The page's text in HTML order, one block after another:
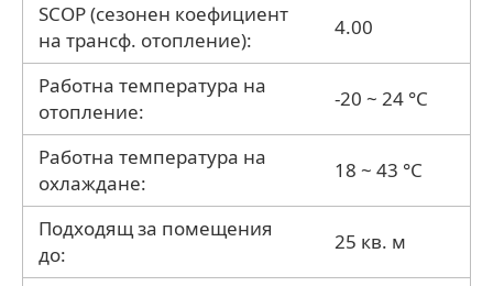
SCOP (сезонен коефициент
на трансф. отопление):
4.00
Работна температура на
отопление:
-20 ~ 24 °C
Работна температура на
охлаждане:
18 ~ 43 °C
Подходящ за помещения
до:
25 кв. м